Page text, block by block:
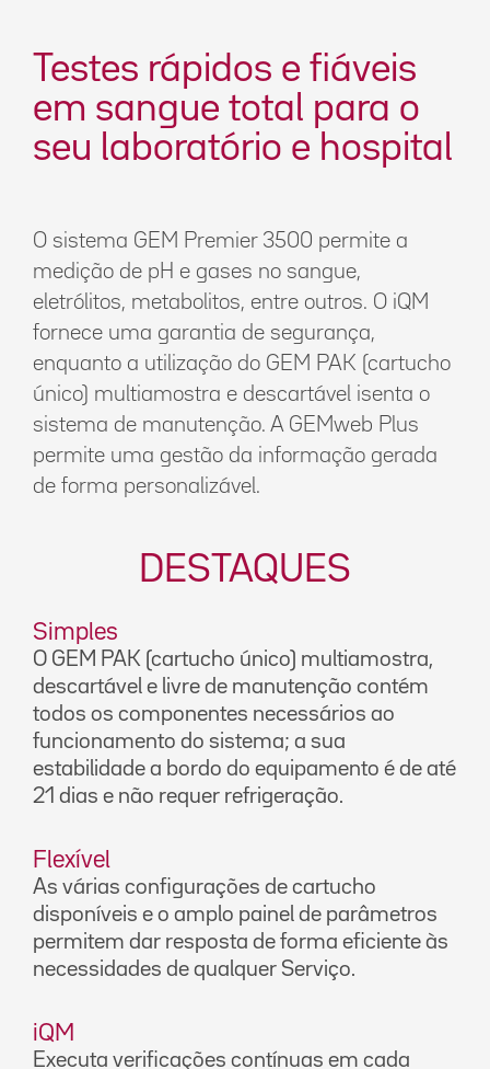
Testes rápidos e fiáveis
em sangue total para o
seu laboratório e hospital
O sistema GEM Premier 3500 permite a
medição de pH e gases no sangue,
eletrólitos, metabolitos, entre outros. O iQM
fornece uma garantia de segurança,
enquanto a utilização do GEM PAK (cartucho
único) multiamostra e descartável isenta o
sistema de manutenção. A GEMweb Plus
permite uma gestão da informação gerada
de forma personalizável.
DESTAQUES
Simples
O GEM PAK (cartucho único) multiamostra,
descartável e livre de manutenção contém
todos os componentes necessários ao
funcionamento do sistema; a sua
estabilidade a bordo do equipamento é de até
21 dias e não requer refrigeração.
Flexível
As várias configurações de cartucho
disponíveis e o amplo painel de parâmetros
permitem dar resposta de forma eficiente às
necessidades de qualquer Serviço.
iQM
Executa verificações contínuas em cada